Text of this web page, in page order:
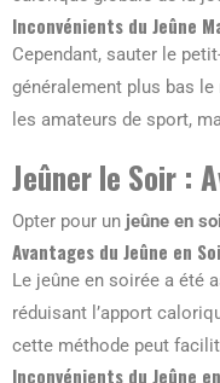
Inconvénients du Jeûne
Cependant, sauter le
généralement plus bas
les amateurs de sport,
Jeûner le Soir :
Opter pour un jeûne en
Avantages du Jeûne en
Le jeûne en soirée a été
réduisant l’apport
cette méthode peut
Inconvénients du Jeûne